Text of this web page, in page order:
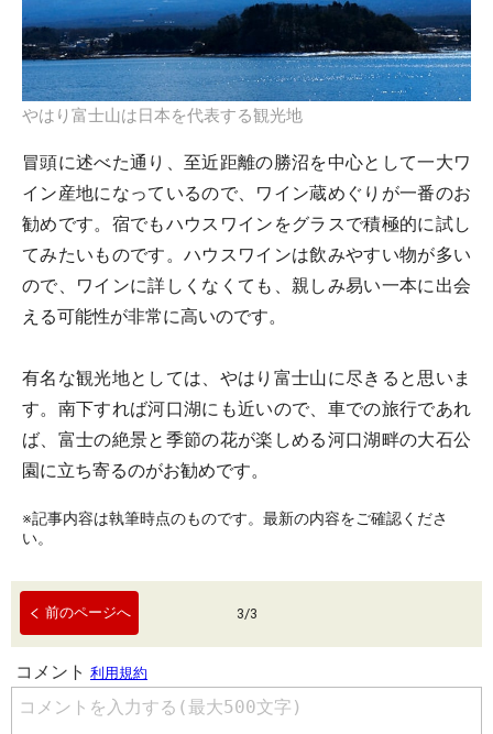
やはり富士山は日本を代表する観光地
冒頭に述べた通り、至近距離の勝沼を中心として一大ワ
イン産地になっているので、ワイン蔵めぐりが一番のお
勧めです。宿でもハウスワインをグラスで積極的に試し
てみたいものです。ハウスワインは飲みやすい物が多い
ので、ワインに詳しくなくても、親しみ易い一本に出会
える可能性が非常に高いのです。
有名な観光地としては、やはり富士山に尽きると思いま
す。南下すれば河口湖にも近いので、車での旅行であれ
ば、富士の絶景と季節の花が楽しめる河口湖畔の大石公
園に立ち寄るのがお勧めです。
※記事内容は執筆時点のものです。最新の内容をご確認くださ
い。
前のページへ 3/3